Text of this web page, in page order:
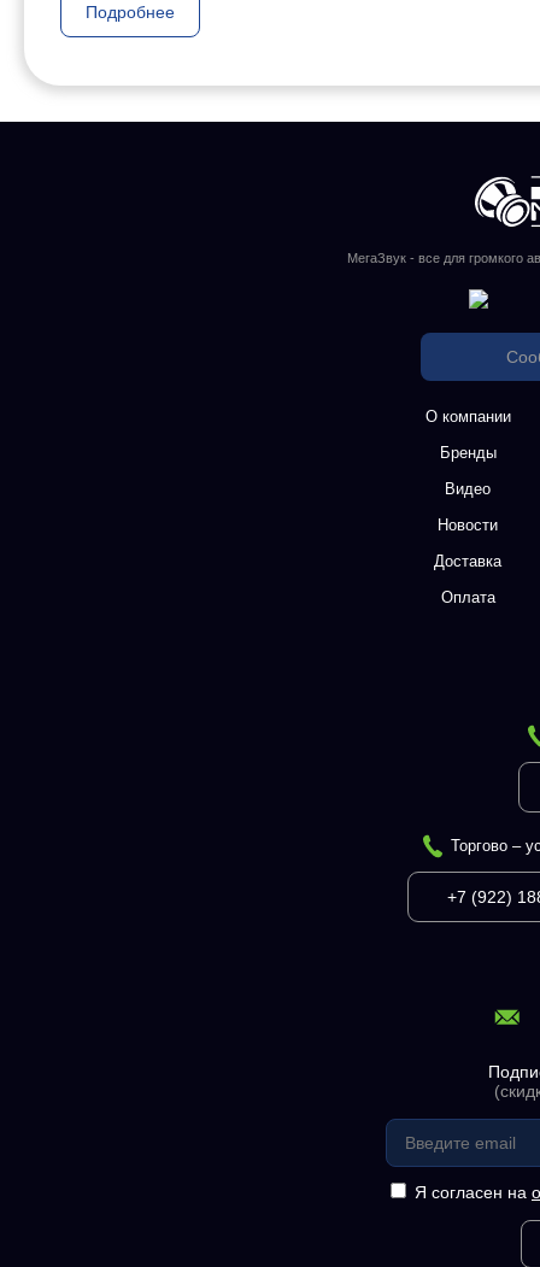
Подробнее
МегаЗвук - все для громкого
О компании
Бренды
Видео
Новости
Доставка
Оплата
Торгово –
+7 (922)
Я согласен на